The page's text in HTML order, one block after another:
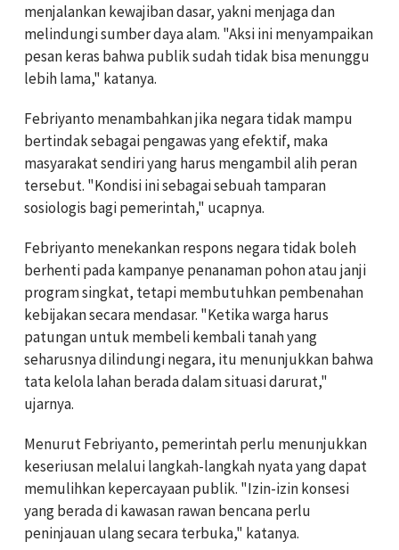
menjalankan kewajiban dasar, yakni menjaga dan
melindungi sumber daya alam. "Aksi ini menyampaikan
pesan keras bahwa publik sudah tidak bisa menunggu
lebih lama," katanya.
Febriyanto menambahkan jika negara tidak mampu
bertindak sebagai pengawas yang efektif, maka
masyarakat sendiri yang harus mengambil alih peran
tersebut. "Kondisi ini sebagai sebuah tamparan
sosiologis bagi pemerintah," ucapnya.
Febriyanto menekankan respons negara tidak boleh
berhenti pada kampanye penanaman pohon atau janji
program singkat, tetapi membutuhkan pembenahan
kebijakan secara mendasar. "Ketika warga harus
patungan untuk membeli kembali tanah yang
seharusnya dilindungi negara, itu menunjukkan bahwa
tata kelola lahan berada dalam situasi darurat,"
ujarnya.
Menurut Febriyanto, pemerintah perlu menunjukkan
keseriusan melalui langkah-langkah nyata yang dapat
memulihkan kepercayaan publik. "Izin-izin konsesi
yang berada di kawasan rawan bencana perlu
peninjauan ulang secara terbuka," katanya.